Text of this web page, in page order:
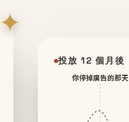
✦
投放 12 個月後
你停掉廣告的那天